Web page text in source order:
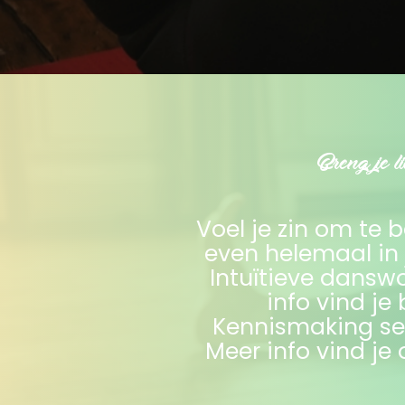
Breng je
Voel je zin om te
even helemaal
Intuïtieve
info vind je
Kennismaking
Meer info vind je